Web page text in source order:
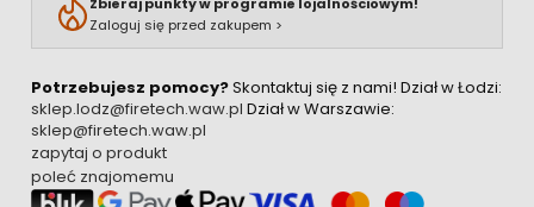
Zaloguj się przed zakupem >
Potrzebujesz pomocy?Skontaktuj się z nami! Dział w Łodzi:
sklep.lodz@firetech.waw.pl Dział w Warszawie:
sklep@firetech.waw.pl
zapytaj o produkt
poleć znajomemu